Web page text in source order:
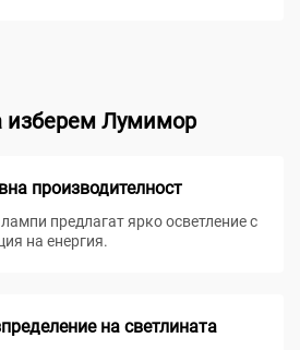
изберем Лумимор
производителност
предлагат ярко осветление с
на енергия.
на светлината